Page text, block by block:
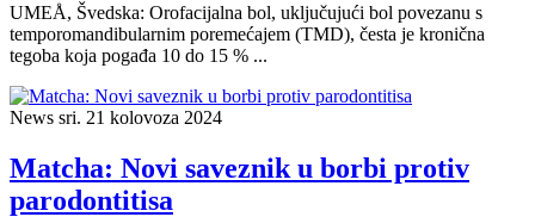
UMEÅ, Švedska: Orofacijalna bol, uključujući bol povezanu s
temporomandibularnim poremećajem (TMD), česta je kronična
tegoba koja pogađa 10 do 15 % ...
News sri. 21 kolovoza 2024
Matcha: Novi saveznik u borbi protiv
parodontitisa